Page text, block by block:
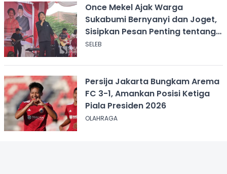
Once Mekel Ajak Warga
Sukabumi Bernyanyi dan Joget,
Sisipkan Pesan Penting tentang
ASI
SELEB
Persija Jakarta Bungkam Arema
FC 3-1, Amankan Posisi Ketiga
Piala Presiden 2026
OLAHRAGA